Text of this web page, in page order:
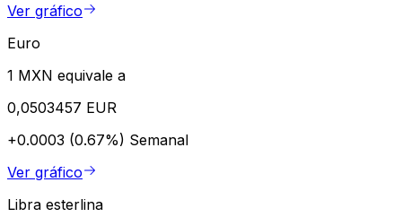
Ver gráfico
Euro
1 MXN equivale a
0,0503457 EUR
+0.0003 (0.67%) Semanal
Ver gráfico
Libra esterlina